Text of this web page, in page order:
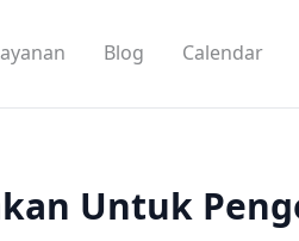
Blog Calendar
Untuk